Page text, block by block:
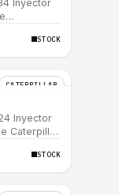
Inyector
STOCK
CATERPILLAR
Inyector
Caterpillar
D6R D6HSTOCK